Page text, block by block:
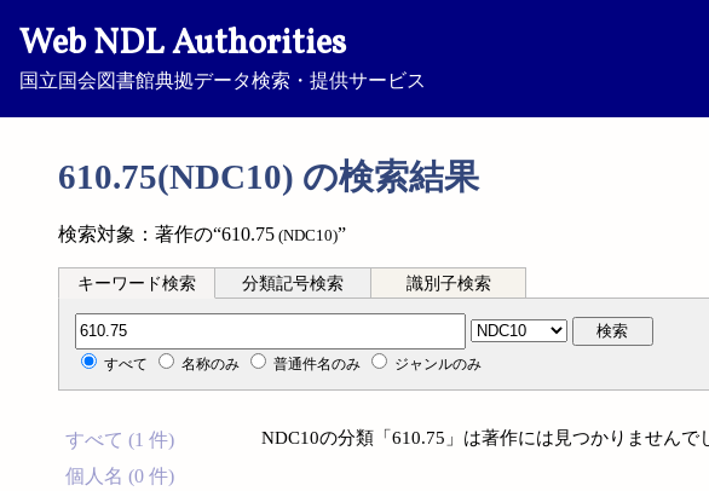
Web NDL Authorities
国立国会図書館典拠データ検索・提供サービス
610.75(NDC10) の検索結果
検索対象：著作の“610.75 (NDC10)”
キーワード検索 分類記号検索 識別子検索
分類記号検索 検索
すべて 名称のみ 普通件名のみ ジャンルのみ
すべて (1 件)
個人名 (0 件)
NDC10の分類「610.75」は著作には見つかりませんで